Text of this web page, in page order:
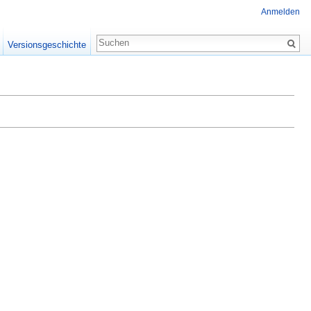
Anmelden
Versionsgeschichte